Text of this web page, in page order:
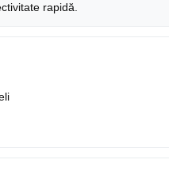
rapidă.